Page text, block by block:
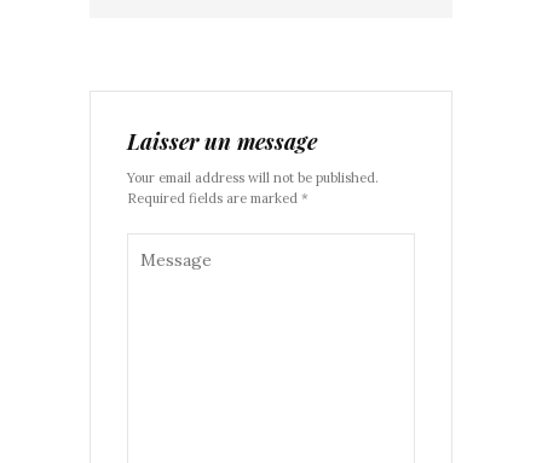
Laisser un message
Your email address will not be published.
Required fields are marked *